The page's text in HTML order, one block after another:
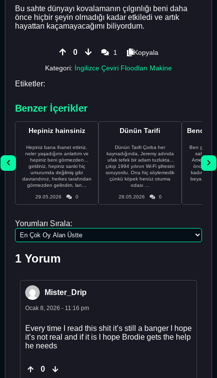
Bu sahte dünyayı kovalamanın çılgınlığı beni daha
önce hiçbir şeyin olmadığı kadar etkiledi ve artık
hayattan kaçamayacağımı biliyordum.
0 1
Kopyala
Kategori: İngilizce Çeviri Floodları Makine
Etiketler:
Benzer İçerikler
Hepiniz hainsiniz
Hepiniz bana ihanet ettiniz,
neler yaşadığımı anlattım ve
hepiniz beni görmezden
geldiniz, hepiniz sanki hiç
umurumda değilmiş gibi
davrandınız, herkes tarafından
görmezden gelindim, lan...
29.05.2026 0
Dünün Tarifi
Dünün Tarifi Çorba her
kaynadığında, Jeremy adında
ufak tefek bir adam tuzluktan
çıkıp 1994 yılının Wi-Fi şifresini
soruyordu. Ona hiç söylemedik
çünkü köpek henüz oturma
odası ...
28.05.2026 0
Ben gururlu
sahip
önce
kadınla
beyaz
Yorumları Sırala:
1 Yorum
Mister_Drip
Ocak 8, 2026 - 11:16 pm
Every time I read this shit it’s still a banger I hope
it’s not real and if it is I hope Brodie gets the help
he needs
0